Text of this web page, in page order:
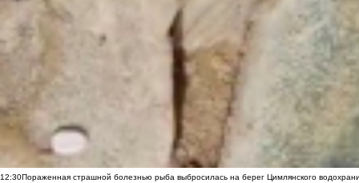
12:30Пораженная страшной болезнью рыба выбросилась на берег Цимлянского